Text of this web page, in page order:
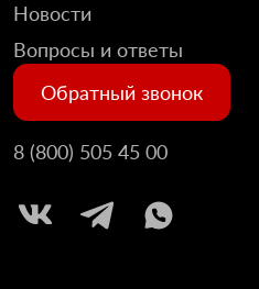
Новости
Вопросы и ответы
Обратный звонок
8 (800) 505 45 00